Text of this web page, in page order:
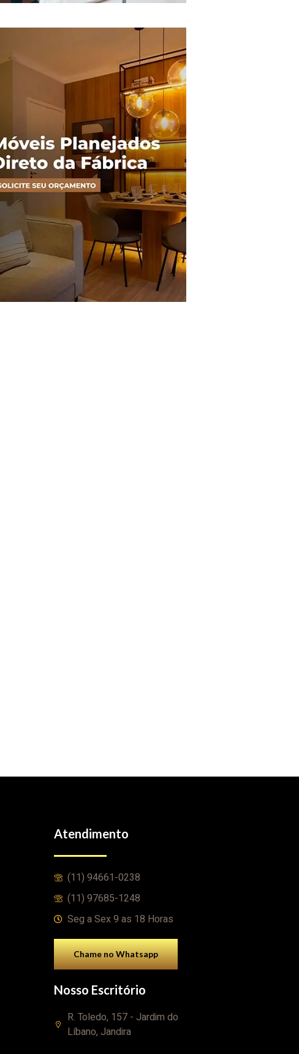
Atendimento
(11) 94661-0238
(11) 97685-1248
Seg a Sex 9 as 18 Horas
Chame no Whatsapp
Nosso Escritório
R. Toledo, 157 - Jardim do
Líbano, Jandira